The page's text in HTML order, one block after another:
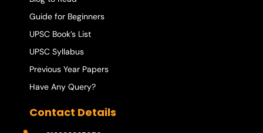
Guide for Beginners
UPSC Book’s List
UPSC Syllabus
Previous Year Papers
Have Any Query?
Contact Details